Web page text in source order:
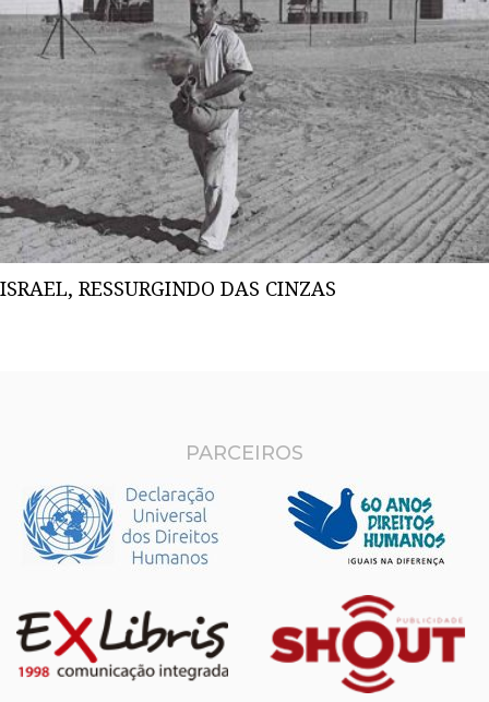
ISRAEL, RESSURGINDO DAS CINZAS
PARCEIROS